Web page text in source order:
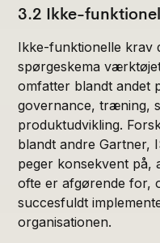
3.2 Ikke-
Ikke-funktionelle krav
spørgeskema
omfatter blandt andet
governance, træning,
produktudvikling.
blandt andre Gartner,
peger konsekvent på,
ofte er afgørende for,
succesfuldt
organisationen.